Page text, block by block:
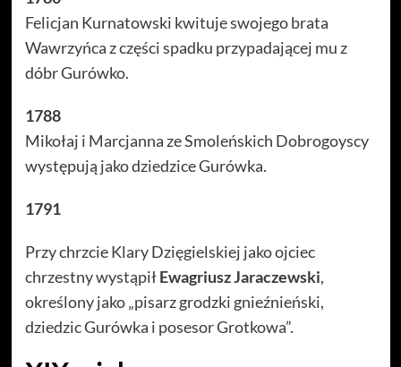
Felicjan Kurnatowski kwituje swojego brata
Wawrzyńca z części spadku przypadającej mu z
dóbr Gurówko.
1788
Mikołaj i Marcjanna ze Smoleńskich Dobrogoyscy
występują jako dziedzice Gurówka.
1791
Przy chrzcie Klary Dzięgielskiej jako ojciec
chrzestny wystąpiłEwagriusz Jaraczewski,
określony jako „pisarz grodzki gnieźnieński,
dziedzic Gurówka i posesor Grotkowa”.